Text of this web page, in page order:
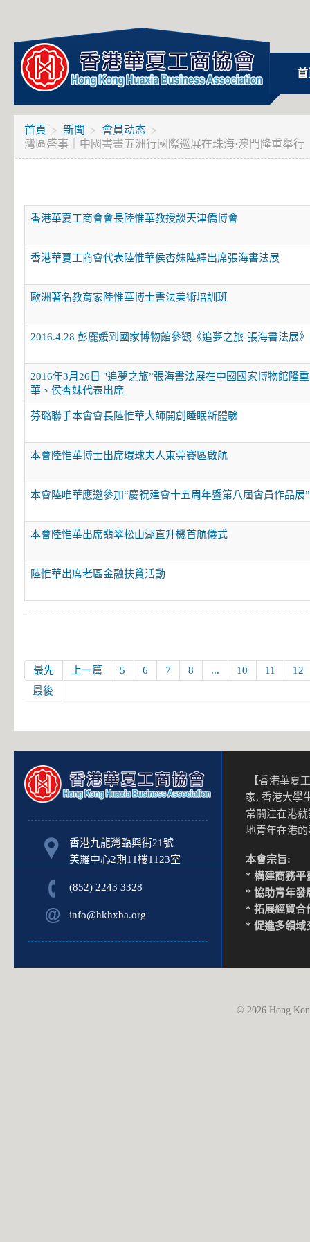
首
首頁 新聞
會員动态
灣區盛事｜中國書畫五洲行國際巡展在珠海·澳門隆重舉行
香港華夏工商會會長陸惟華教授談天津僑博會
香港華夏工商會代表陸惟華侯杏妹陸繹出席張海書法展
歐洲著名教育家陸惟華博士書法美術培訓班
2016.4.28 彭麗媛到國家博物館參觀《追夢之旅-張海書法展》
2016年3月26日 "追夢之旅”張海書法展在中國國家博物館隆
華、侯杏妹代表出席
芬璐聯手本會會長陸惟華大師開創睡眠新體驗
本會陸惟華博士出席環球夫人東莞賽區啟航
本會陸唯華應邀參加“慶祝建會十五周年暨第八屆會員作品展
本會陸惟華出席翡翠松山湖直升機首航儀式
陸惟華出席老區金融扶貧活動
最先 上一篇 5 6 7 8 ... 10 11
12
最後
香港九龍灣臨興街21號
美羅中心2期11樓1123室
(852) 2243 3328
info@hkhxba.org
【香港華夏
家, 香港大學
常關注在港
地青年在港
本會宗旨:
* 構建商務平
* 協助青年發
* 拓展經貿合
* 促進多領域
© 2026 Hong